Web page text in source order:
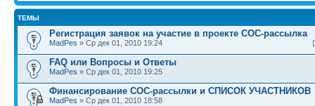
ТЕМЫ
Регистрация заявок на участие в проекте СОС-рассылка
MadPes » Ср дек 01, 2010 19:24
FAQ или Вопросы и Ответы
MadPes » Ср дек 01, 2010 19:25
Финансирование СОС-рассылки и СПИСОК УЧАСТНИКОВ
MadPes » Ср дек 01, 2010 18:58